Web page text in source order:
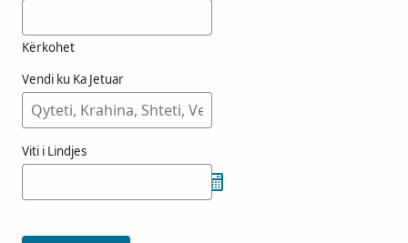
Kërkohet
Vendi ku Ka Jetuar
Viti i Lindjes